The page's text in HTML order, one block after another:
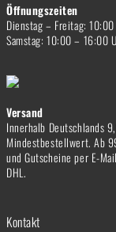
Öffnungszeiten
Dienstag – Freitag:
Samstag: 10:00 – 16:00
Versand
Innerhalb Deutschlands
Mindestbestellwert. Ab
und Gutscheine per E-
DHL.
Kontakt